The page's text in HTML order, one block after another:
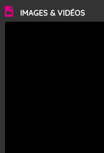
IMAGES & VIDÉOS